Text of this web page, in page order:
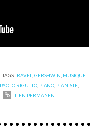
TAGS : RAVEL ,GERSHWIN MUSIQUE
PAOLO RIGUTTO PIANO PIANISTE
LIEN PERMANENT